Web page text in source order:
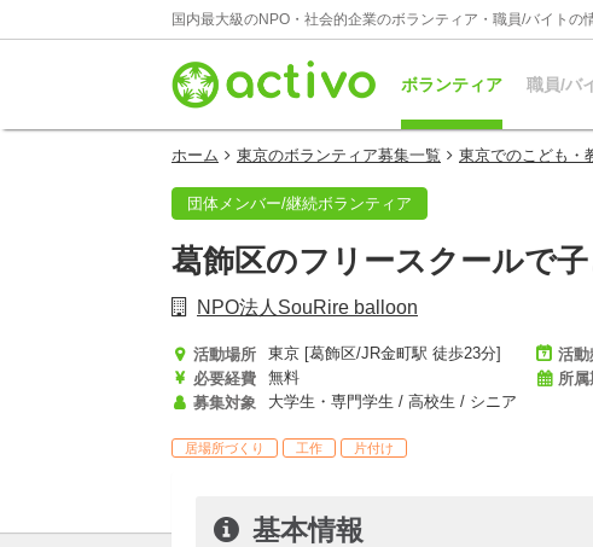
国内最大級のNPO・社会的企業のボランティア・職員/バイトの
ボランティア 職員/バ
ホーム 東京のボランティア募集一覧 東京でのこども・
団体メンバー/継続ボランティア
葛飾区のフリースクールで
NPO法人SouRire balloon
活動場所
東京 [葛飾区/JR金町駅 徒歩23分]
必要経費
無料
募集対象
大学生・専門学生 / 高校生 / シニア
活動
所属
居場所づくり 工作 片付け
基本情報